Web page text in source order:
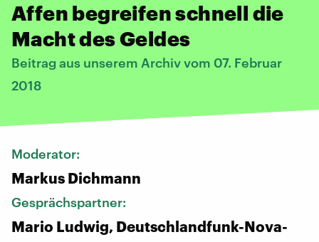
Affen begreifen schnell die
Macht des Geldes
Beitrag aus unserem Archiv vom 07. Februar
2018
Moderator:
Markus Dichmann
Gesprächspartner:
Mario Ludwig, Deutschlandfunk-Nova-